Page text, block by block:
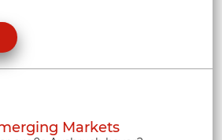
Markets